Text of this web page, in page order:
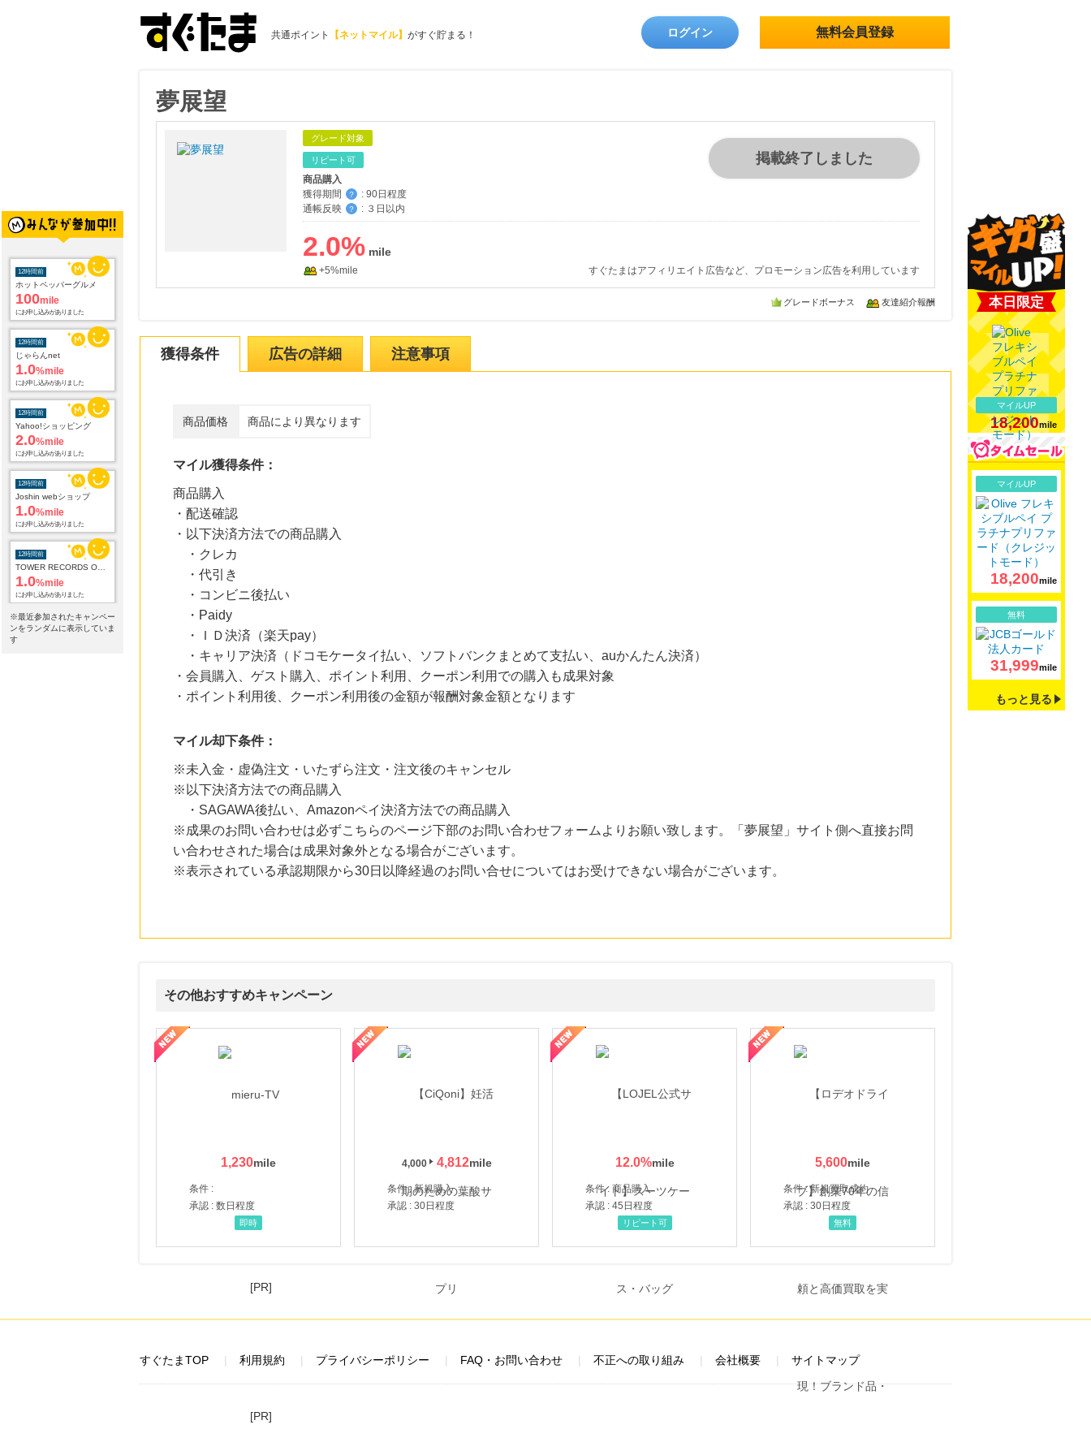
共通ポイント 【ネットマイル】 がすぐ貯まる！ ログイン 無料会員登録
12時間前
ホットペッパーグルメ
100mile
にお申し込みがありました
12時間前
じゃらんnet
1.0%mile
にお申し込みがありました
12時間前
Yahoo!ショッピング
2.0%mile
にお申し込みがありました
12時間前
Joshin webショップ
1.0%mile
にお申し込みがありました
12時間前
1.0%mile
にお申し込みがありました
12時間前
電子貸本Renta!
※最近参加されたキャンペー
ンをランダムに表示していま
す
夢展望
グレード対象
リピート可
商品購入
獲得期間
？ : 90日程度
通帳反映
？ : ３日以内
掲載終了しました
2.0%
+5%mile すぐたまはアフィリエイト広告など、プロモーション広告を利用しています
グレードボーナス 友達紹介報酬
獲得条件 広告の詳細 注意事項
商品価格 商品により異なります
マイル獲得条件：
商品購入
・配送確認
・以下決済方法での商品購入
・クレカ
・代引き
・コンビニ後払い
・Paidy
・ＩＤ決済（楽天pay）
・キャリア決済（ドコモケータイ払い、ソフトバンクまとめて支払い、auかんたん決済）
・会員購入、ゲスト購入、ポイント利用、クーポン利用での購入も成果対象
・ポイント利用後、クーポン利用後の金額が報酬対象金額となります
マイル却下条件：
※未入金・虚偽注文・いたずら注文・注文後のキャンセル
※以下決済方法での商品購入
・SAGAWA後払い、Amazonペイ決済方法での商品購入
※成果のお問い合わせは必ずこちらのページ下部のお問い合わせフォームよりお願い致します。「夢展望」サイト側へ直接お問
い合わせされた場合は成果対象外となる場合がございます。
※表示されている承認期限から30日以降経過のお問い合せについてはお受けできない場合がございます。
その他おすすめキャンペーン
1,230
条件 :
承認 : 数日程度
即時
4,000 4,812
条件 : 新規購入
承認 : 30日程度
12.0%
条件 : 商品購入
承認 : 45日程度
【LOJEL公式サイト】スーツケース・バッグ
リピート可
5,600
条件 : 新規買取成約
承認 : 30日程度
【ロデオドライブ】創業70年の信頼と高価買取を実現！ブランド品・貴金属の無料査定
無料
本日限定
マイルUP
18,200mile
マイルUP
18,200mile
無料
31,999mile
もっと見る
[PR]
すぐたまTOP 利用規約 プライバシーポリシー FAQ・お問い合わせ 不正への取り組み 会社概要 サイトマップ
[PR]